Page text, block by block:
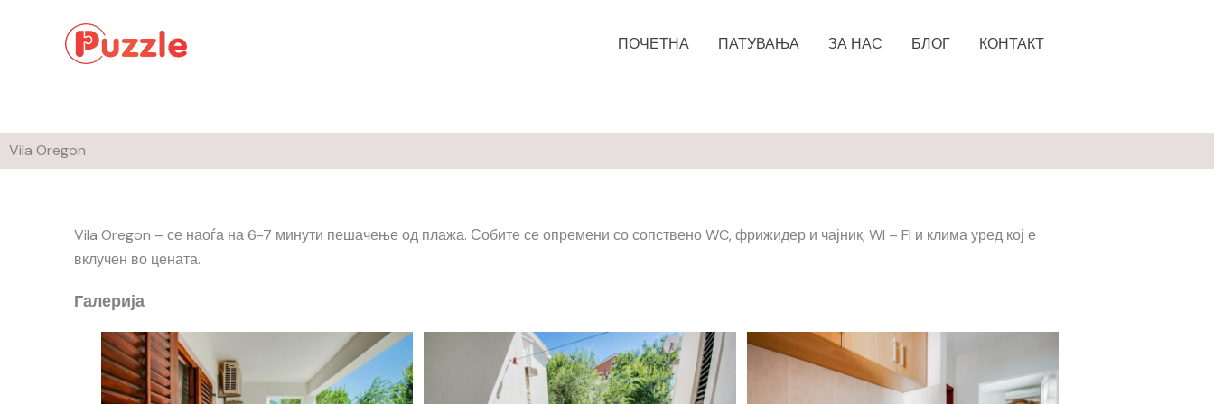
ПОЧЕТНА ПАТУВАЊА ЗА НАС БЛОГ КОНТАКТ
Vila Oregon
Vila Oregon – се наоѓа на 6-7 минути пешачење од плажа. Собите се опремени со сопствено WC, фрижидер и чајник, WI – FI и клима уред кој е
вклучен во цената.
Галерија